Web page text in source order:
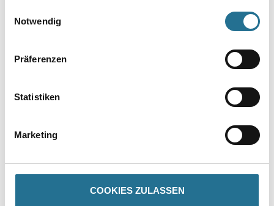
Notwendig
Präferenzen
Statistiken
Marketing
COOKIES ZULASSEN